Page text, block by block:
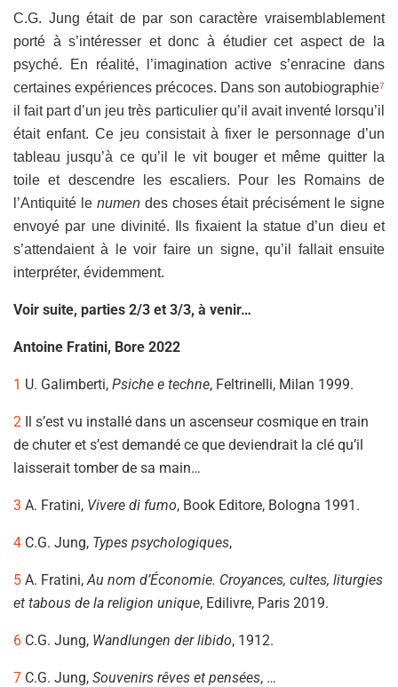
C.G. Jung était de par son caractère vraisemblablement
porté à s’intéresser et donc à étudier cet aspect de la
psyché. En réalité, l’imagination active s’enracine dans
certaines expériences précoces. Dans son autobiographie7
il fait part d’un jeu très particulier qu’il avait inventé lorsqu’il
était enfant. Ce jeu consistait à fixer le personnage d’un
tableau jusqu’à ce qu’il le vit bouger et même quitter la
toile et descendre les escaliers. Pour les Romains de
l’Antiquité le numendes choses était précisément le signe
envoyé par une divinité. Ils fixaient la statue d’un dieu et
s’attendaient à le voir faire un signe, qu’il fallait ensuite
interpréter, évidemment.
Voir suite, parties 2/3 et 3/3, à venir…
Antoine Fratini, Bore 2022
1 U. Galimberti, Psiche e techne, Feltrinelli, Milan 1999.
2 Il s’est vu installé dans un ascenseur cosmique en train
de chuter et s’est demandé ce que deviendrait la clé qu’il
laisserait tomber de sa main…
3 A. Fratini, Vivere di fumo, Book Editore, Bologna 1991.
4 C.G. Jung, Types psychologiques,
5 A. Fratini, Au nom d’Économie. Croyances, cultes, liturgies
et tabous de la religion unique, Edilivre, Paris 2019.
6 C.G. Jung, Wandlungen der libido, 1912.
7 C.G. Jung, Souvenirs rêves et pensées, …